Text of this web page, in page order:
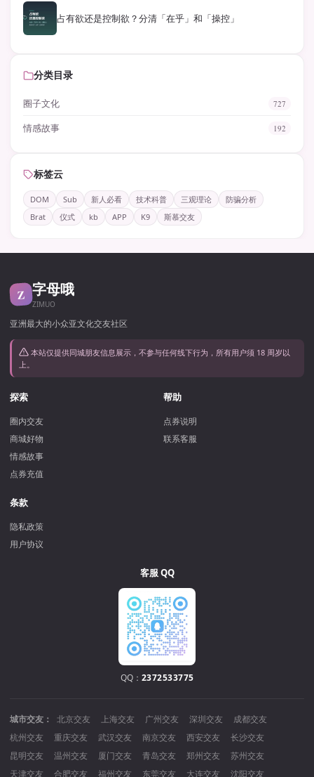
占有欲还是控制欲？分清「在乎」和「操控」
分类目录
圈子文化 727
情感故事 192
标签云
DOM Sub 新人必看 技术科普 三观理论
防骗分析
Brat
仪式 kb APP K9 斯慕交友
Z 字母哦
ZIMUO
亚洲最大的小众亚文化交友社区
本站仅提供同城朋友信息展示，不参与任何线下行为，所有用户须 18 周岁以
上。
探索
圈内交友
商城好物
情感故事
点券充值
帮助
点券说明
联系客服
条款
隐私政策
用户协议
客服 QQ
QQ： 2372533775
城市交友： 北京交友 上海交友 广州交友 深圳交友
成都交友
杭州交友
重庆交友 武汉交友 南京交友 西安交友
长沙交友
昆明交友
温州交友 厦门交友 青岛交友 郑州交友
苏州交友
天津交友
合肥交友 福州交友 东莞交友 大连交友 沈阳交友